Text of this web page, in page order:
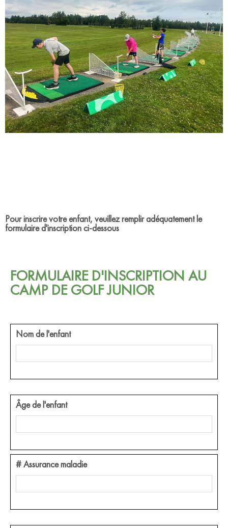
Pour inscrire votre enfant, veuillez remplir adéquatement le
formulaire d'inscription ci-dessous
FORMULAIRE D'INSCRIPTION AU
CAMP DE GOLF JUNIOR
Nom de l'enfant
Âge de l'enfant
# Assurance maladie